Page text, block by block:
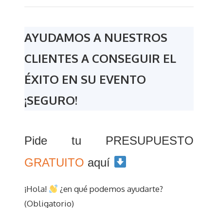
AYUDAMOS A NUESTROS
CLIENTES A CONSEGUIR EL
ÉXITO EN SU EVENTO
¡SEGURO!
Pide tu PRESUPUESTO
GRATUITO aquí
¡Hola!
¿en qué podemos ayudarte?
(Obligatorio)